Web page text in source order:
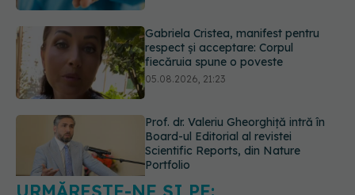
Prof. dr. Valeriu Gheorghiță intră în
Board-ul Editorial al revistei
Scientific Reports, din Nature
Portfolio
EXCLUSIV Tratamentul modern al
cancerelor ginecologice. Dr. Sorin
Bogdan (SANADOR), la DC Medical
și DC News
06.08.2026, 10:29
URMĂREȘTE-NE ȘI PE:
URMĂRITORI